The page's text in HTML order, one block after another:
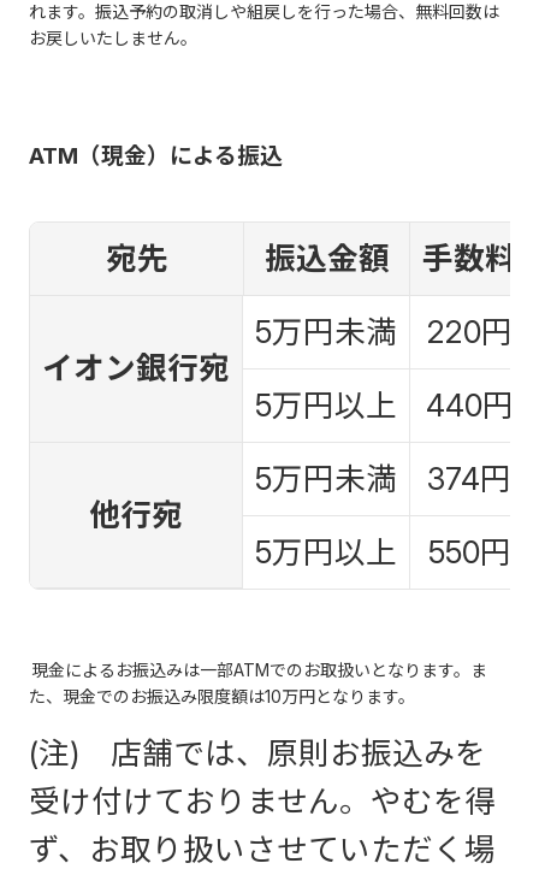
れます。振込予約の取消しや組戻しを行った場合、無料回数は
お戻しいたしません。
ATM（現金）による振込
宛先 振込金額 手数料
イオン銀行宛
5万円未満
220円
5万円以上
440円
他行宛
5万円未満
374円
5万円以上
550円
現金によるお振込みは一部ATMでのお取扱いとなります。ま
た、現金でのお振込み限度額は10万円となります。
(注) 店舗では、原則お振込みを
受け付けておりません。やむを得
ず、お取り扱いさせていただく場